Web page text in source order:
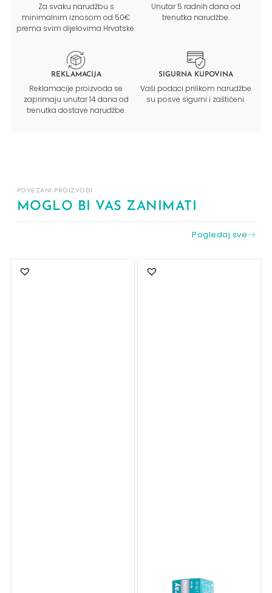
Za svaku narudžbu s
minimalnim iznosom od 50€
prema svim dijelovima Hrvatske.
Unutar 5 radnih dana od
trenutka narudžbe.
REKLAMACIJA
Reklamacije proizvoda se
zaprimaju unutar 14 dana od
trenutka dostave narudžbe.
SIGURNA KUPOVINA
Vaši podaci prilikom narudžbe
su posve sigurni i zaštićeni.
POVEZANI PROIZVODI
MOGLO BI VAS ZANIMATI
Pogledaj sve